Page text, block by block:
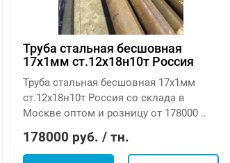
Труба стальная бесшовная
17х1мм ст.12х18н10т Россия
Труба стальная бесшовная 17х1мм
ст.12х18н10т Россия со склада в
Москве оптом и розницу от 178000 ..
178000 руб. / тн.